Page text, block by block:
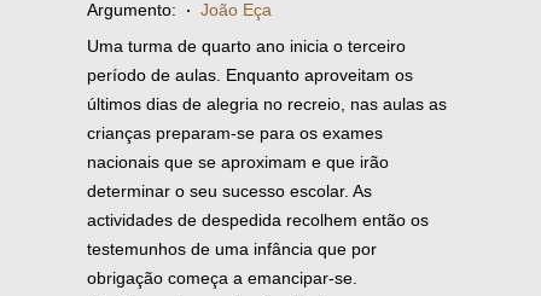
Argumento: · João Eça
Uma turma de quarto ano inicia o terceiro
período de aulas. Enquanto aproveitam os
últimos dias de alegria no recreio, nas aulas as
crianças preparam-se para os exames
nacionais que se aproximam e que irão
determinar o seu sucesso escolar. As
actividades de despedida recolhem então os
testemunhos de uma infância que por
obrigação começa a emancipar-se.